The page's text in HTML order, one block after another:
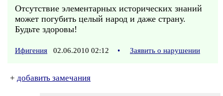
Отсутствие элементарных исторических знаний
может погубить целый народ и даже страну.
Будьте здоровы!
Ифигения 02.06.2010 02:12 • Заявить о нарушении
+ добавить замечания